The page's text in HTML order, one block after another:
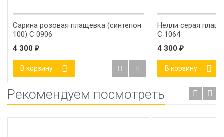
Сарина розовая плащевка (синтепон
100) С 0906
4 300 ₽
В корзину
Нелли серая
С 1064
4 300 ₽
В корзину
Рекомендуем посмотреть